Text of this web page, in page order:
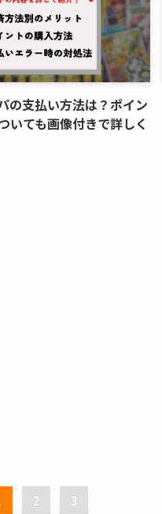
の支払い方法は？ポイン
いても画像付きで詳しく
2 3